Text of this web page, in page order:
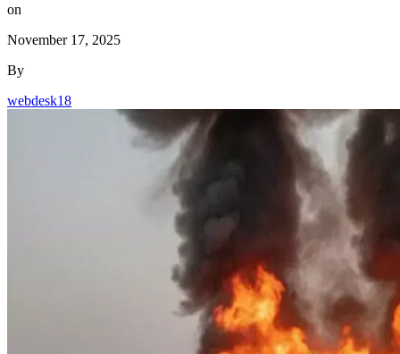
on
November 17, 2025
By
webdesk18